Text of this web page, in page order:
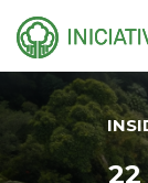
22